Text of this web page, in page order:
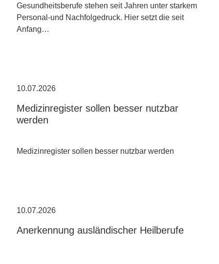
Gesundheitsberufe stehen seit Jahren unter starkem
Personal-und Nachfolgedruck. Hier setzt die seit
Anfang…
10.07.2026
Medizinregister sollen besser nutzbar
werden
Medizinregister sollen besser nutzbar werden
10.07.2026
Anerkennung ausländischer Heilberufe